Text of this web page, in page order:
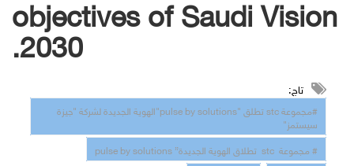
objectives of Saudi Vision
2030.
تاج:
#مجموعة stc تطلق "pulse by solutions"الهوية الجديدة لشركة "جيزة
سيستمز"
# مجموعة stc تطلاق الهوية الجديدة” pulse by solutions